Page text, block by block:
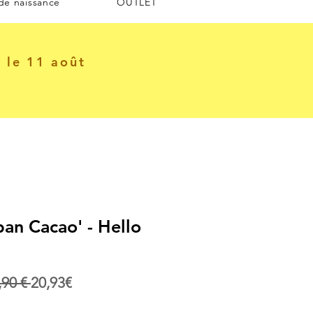
le 11 août
Cacao' - Hello
€ Prix
20,93€Prix